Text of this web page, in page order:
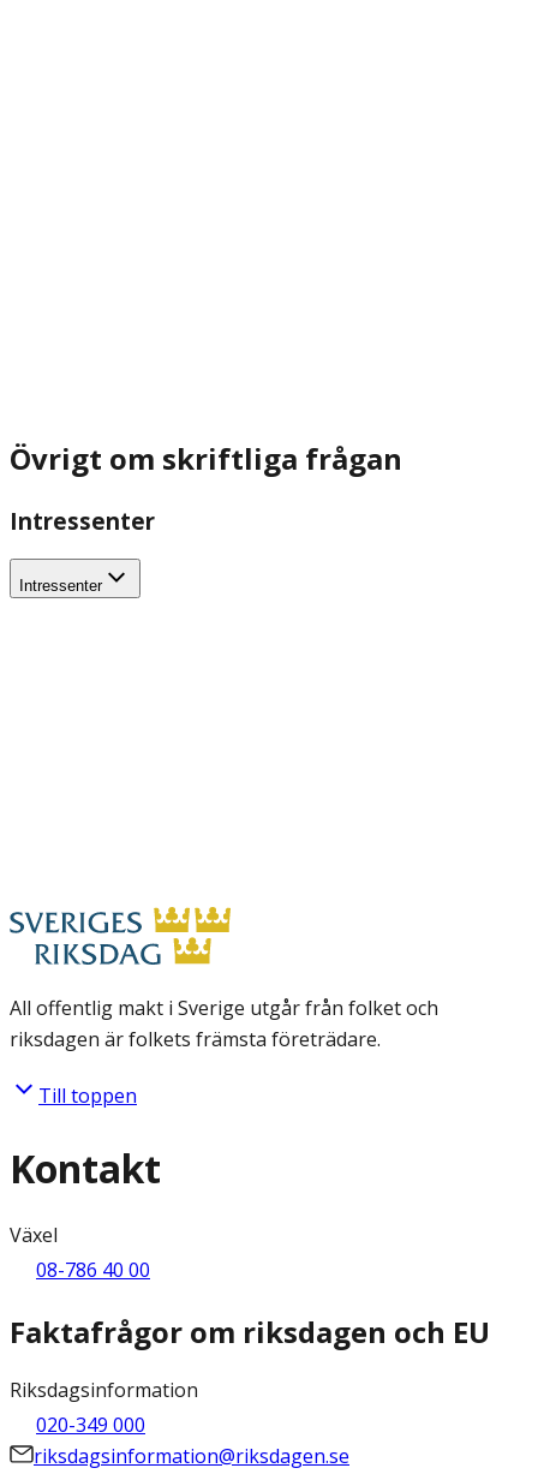
Övrigt om skriftliga frågan
Intressenter
Intressenter
All offentlig makt i Sverige utgår från folket och
riksdagen är folkets främsta företrädare.
Till toppen
Kontakt
Växel
08-786 40 00
Faktafrågor om riksdagen och EU
Riksdagsinformation
020-349 000
riksdagsinformation@riksdagen.se